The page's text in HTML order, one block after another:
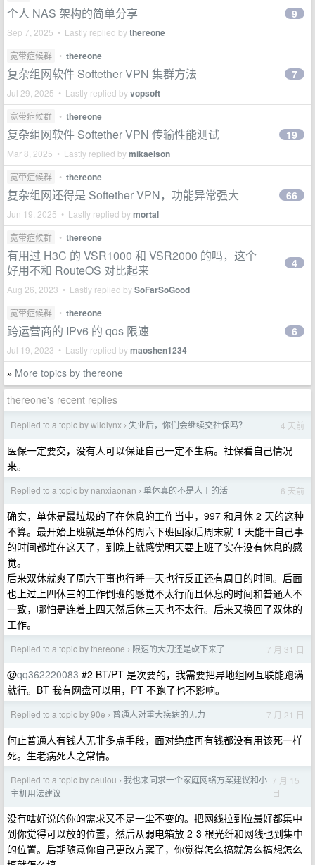
个人 NAS 架构的简单分享
Sep 7, 2025 • Lastly replied bythereone
9
宽带症候群 • thereone
复杂组网软件 Softether VPN 集群方法
Jul 29, 2025 • Lastly replied byvopsoft
7
宽带症候群 • thereone
复杂组网软件 Softether VPN 传输性能测试
Mar 8, 2025 • Lastly replied bymikaelson
19
宽带症候群 • thereone
复杂组网还得是 Softether VPN，功能异常强大
Jun 19, 2025 • Lastly replied bymortal
66
宽带症候群 • thereone
有用过 H3C 的 VSR1000 和 VSR2000 的吗，这个
好用不和 RouteOS 对比起来
Aug 26, 2023 • Lastly replied bySoFarSoGood
4
宽带症候群 • thereone
跨运营商的 IPv6 的 qos 限速
Jul 19, 2023 • Lastly replied bymaoshen1234
6
» More topics by thereone
thereone's recent replies
Replied to a topic by wildlynx › 失业后，你们会继续交社保吗？ 4 天前
医保一定要交，没有人可以保证自己一定不生病。社保看自己情况
来。
Replied to a topic by nanxiaonan › 单休真的不是人干的活 6 天前
确实，单休是最垃圾的了在休息的工作当中，997 和月休 2 天的这种
不算。最开始上班就是单休的周六下班回家后周末就 1 天能干自己事
的时间都堆在这天了，到晚上就感觉明天要上班了实在没有休息的感
觉。
后来双休就爽了周六干事也行睡一天也行反正还有周日的时间。后面
也上过上四休三的工作倒班的感觉不太行而且休息的时间和普通人不
一致，哪怕是连着上四天然后休三天也不太行。后来又换回了双休的
工作。
Replied to a topic by thereone › 限速的大刀还是砍下来了 7 月 31 日
@qq362220083 #2 BT/PT 是次要的，我需要把异地组网互联能跑满
就行。BT 我有网盘可以用，PT 不跑了也不影响。
Replied to a topic by 90e › 普通人对重大疾病的无力 7 月 21 日
何止普通人有钱人无非多点手段，面对绝症再有钱都没有用该死一样
死。生老病死人之常情。
Replied to a topic by ceuiou › 我也来同求一个家庭网络方案建议和小
主机用法建议
7 月 15
日
没有啥好说的你的需求又不是一尘不变的。把网线拉到位最好都集中
到你觉得可以放的位置，然后从弱电箱放 2-3 根光纤和网线也到集中
的位置。后期随意你自己更改方案了，你觉得怎么搞就怎么搞想怎么